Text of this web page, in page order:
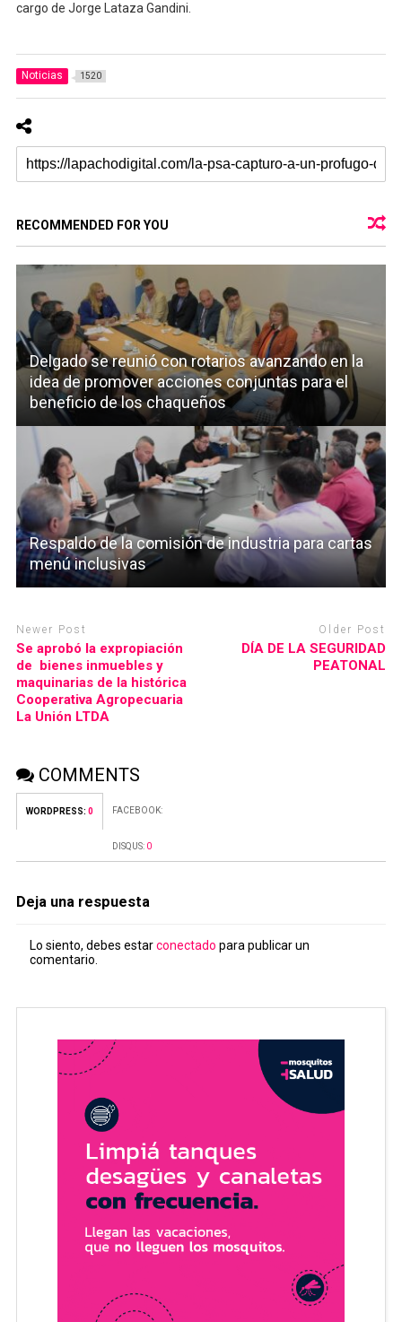
cargo de Jorge Lataza Gandini.
Noticias 1520
RECOMMENDED FOR YOU
Delgado se reunió con rotarios avanzando en la
idea de promover acciones conjuntas para el
beneficio de los chaqueños
Respaldo de la comisión de industria para cartas
menú inclusivas
Newer Post
Se aprobó la expropiación
de bienes inmuebles y
maquinarias de la histórica
Cooperativa Agropecuaria
La Unión LTDA
Older Post
DÍA DE LA SEGURIDAD
PEATONAL
COMMENTS
WORDPRESS: 0 FACEBOOK:
DISQUS: 0
Deja una respuesta
Lo siento, debes estarconectado para publicar un
comentario.